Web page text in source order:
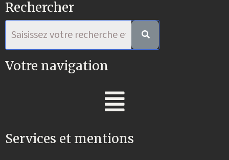
Rechercher
Votre navigation
Services et mentions